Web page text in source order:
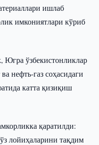
ишлаб
имкониятлари кўриб
Югра ўзбекистонликлар
нефть-газ соҳасидаги
катта қизиқиш
қаратилди:
лойиҳаларини тақдим